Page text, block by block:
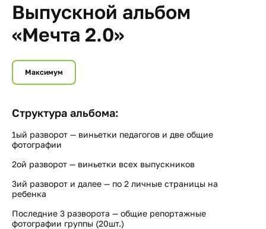
Выпускной альбом
«Мечта 2.0»
Максимум
Структура альбома:
1ый разворот — виньетки педагогов и две общие
фотографии
2ой разворот — виньетки всех выпускников
3ий разворот и далее — по 2 личные страницы на
ребенка
Последние 3 разворота — общие репортажные
фотографии группы (20шт.)